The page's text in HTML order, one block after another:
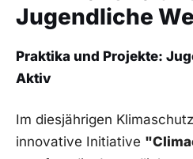
Jugendliche
Praktika und Projekte:
Aktiv
Im diesjährigen⁢
innovative Initiative